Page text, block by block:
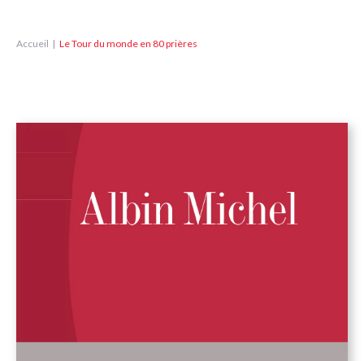
Accueil Le Tour du monde en 80 prières